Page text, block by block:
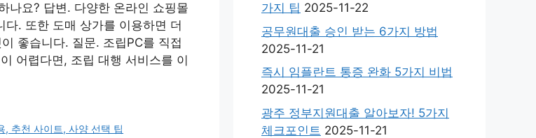
나요? 답변. 다양한 온라인 쇼핑몰
. 또한 도매 상가를 이용하면 더
좋습니다. 질문. 조립PC를 직접
어렵다면, 조립 대행 서비스를 이
추천 사이트, 사양 선택 팁
가지 팁 2025-11-22
공무원대출 승인 받는 6가지 방법
2025-11-21
즉시 임플란트 통증 완화 5가지 비법
2025-11-21
광주 정부지원대출 알아보자! 5가지
체크포인트 2025-11-21